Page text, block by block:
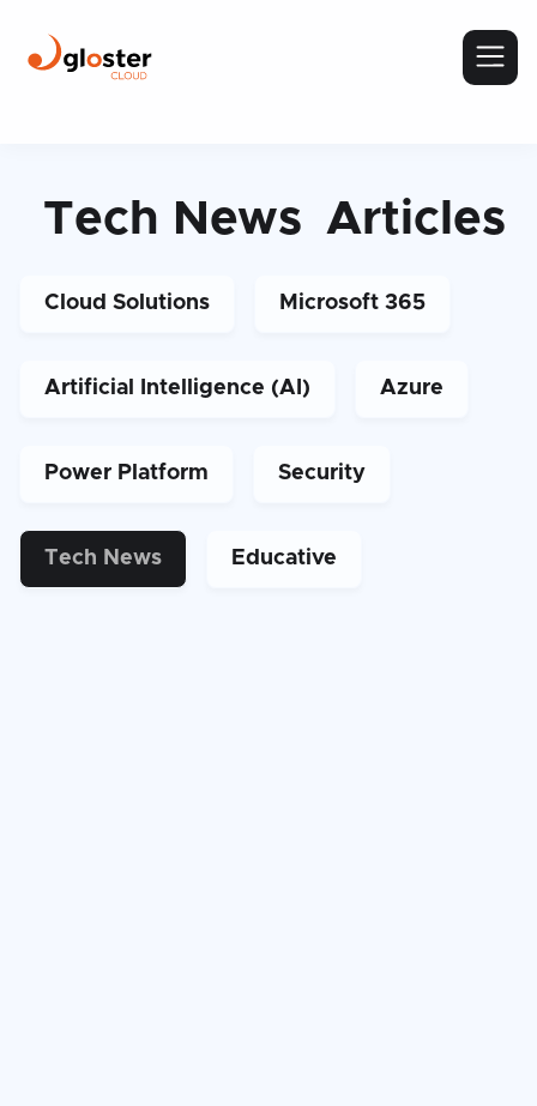
Tech News Articles
Cloud Solutions Microsoft 365
Artificial Intelligence (AI) Azure
Power Platform Security
Tech News Educative